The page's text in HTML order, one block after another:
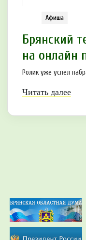
Афиша
Брянский
на онлайн
Ролик уже успел
Читать далее